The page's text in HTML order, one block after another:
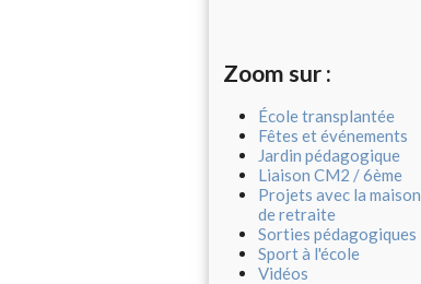
Zoom sur :
École transplantée
Fêtes et événements
Jardin pédagogique
Liaison CM2 / 6ème
Projets avec la maison
de retraite
Sorties pédagogiques
Sport à l'école
Vidéos